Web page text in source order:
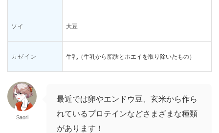
ソイ 大豆
カゼイン 牛乳（牛乳から脂肪とホエイを取り除いたもの）
Saori
最近では卵やエンドウ豆、玄米から作ら
れているプロテインなどさまざまな種類
があります！